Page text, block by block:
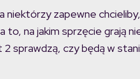
zapewne
to, na jakim sprzęcie grają
sprawdzą, czy będą w